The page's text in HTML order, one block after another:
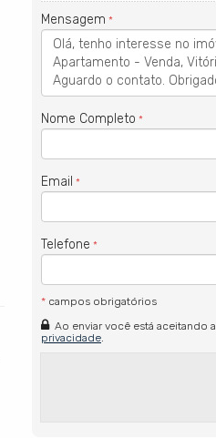
Mensagem
Nome Completo
Email
Telefone
* campos obrigatórios
Ao enviar você está aceitando a
privacidade